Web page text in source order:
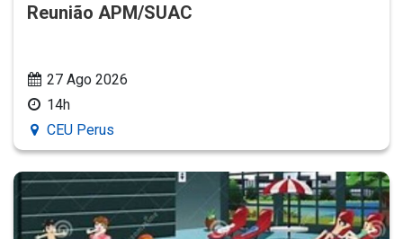
Reunião APM/SUAC
27 Ago 2026
14h
CEU Perus